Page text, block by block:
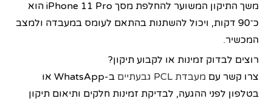
משך התיקון המשוער להחלפת מסך iPhone 11 Pro הוא
כ־90 דקות, ויכול להשתנות בהתאם לעומס במעבדה ולמצב
המכשיר.
רוצים לבדוק זמינות או לקבוע תיקון?
צרו קשר עםמעבדת PCL גבעתיים
ב-WhatsApp או
בטלפון לפני ההגעה, לבדיקת זמינות חלקים ותיאום תיקון